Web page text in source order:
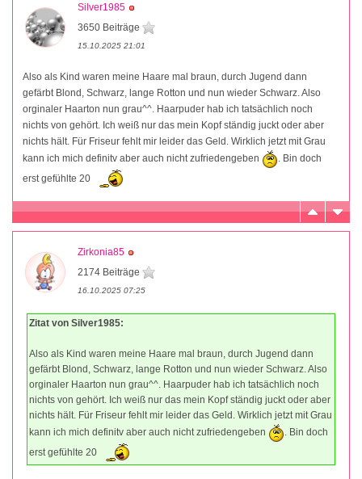
Silver1985
3650 Beiträge
15.10.2025 21:01
Also als Kind waren meine Haare mal braun, durch Jugend dann
gefärbt Blond, Schwarz, lange Rotton und nun wieder Schwarz. Also
orginaler Haarton nun grau^^. Haarpuder hab ich tatsächlich noch
nichts von gehört. Ich weiß nur das mein Kopf ständig juckt oder aber
nichts hält. Für Friseur fehlt mir leider das Geld. Wirklich jetzt mit Grau
kann ich mich definitv aber auch nicht zufriedengeben
. Bin doch
erst gefühlte 20
Zirkonia85
2174 Beiträge
16.10.2025 07:25
Zitat von Silver1985:
Also als Kind waren meine Haare mal braun, durch Jugend dann
gefärbt Blond, Schwarz, lange Rotton und nun wieder Schwarz. Also
orginaler Haarton nun grau^^. Haarpuder hab ich tatsächlich noch
nichts von gehört. Ich weiß nur das mein Kopf ständig juckt oder aber
nichts hält. Für Friseur fehlt mir leider das Geld. Wirklich jetzt mit Grau
kann ich mich definitv aber auch nicht zufriedengeben
. Bin doch
erst gefühlte 20